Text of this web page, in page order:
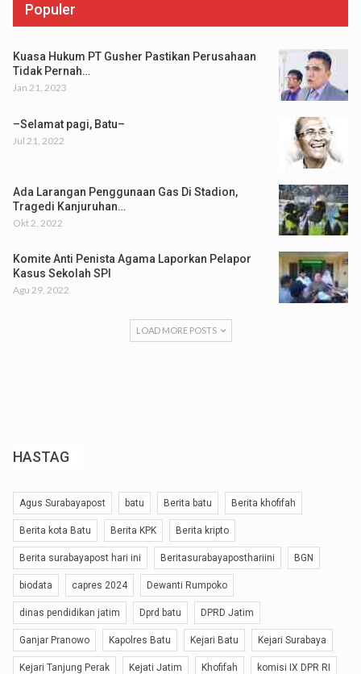
Populer
Kuasa Hukum PT Gusher Pastikan Perusahaan
Tidak Pernah…
Jan 21, 2023
–Selamat pagi, Batu–
Jul 21, 2022
Ada Larangan Penggunaan Gas Di Stadion,
Tragedi Kanjuruhan…
Okt 2, 2022
Komite Anti Penista Agama Laporkan Pelapor
Kasus Sekolah SPI
Agu 29, 2022
LOAD MORE POSTS
HASTAG
Agus Surabayapost batu Berita batu Berita khofifah
Berita kota Batu Berita KPK Berita kripto
Berita surabayapost hari ini Beritasurabayaposthariini BGN
biodata capres 2024 Dewanti Rumpoko
dinas pendidikan jatim Dprd batu DPRD Jatim
Ganjar Pranowo Kapolres Batu Kejari Batu Kejari Surabaya
Kejari Tanjung Perak Kejati Jatim Khofifah komisi IX DPR RI